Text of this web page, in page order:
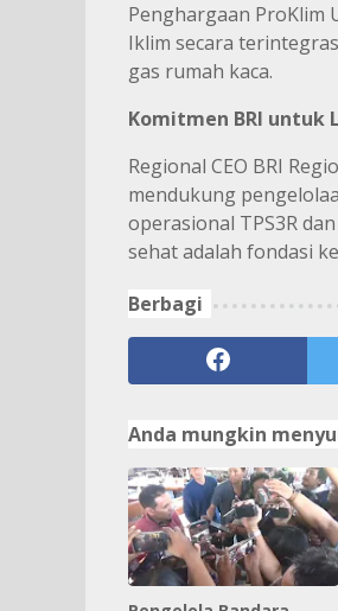
Penghargaan ProKlim
Iklim secara
gas rumah kaca.
Komitmen BRI untuk
Regional CEO BRI
mendukung
operasional TPS3R
sehat adalah fondasi
Berbagi
Anda mungkin